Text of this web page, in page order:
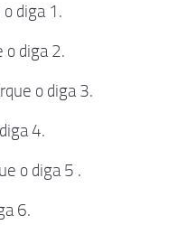
diga 1.
o diga 2.
o diga 3.
4.
o diga 5 .
6.